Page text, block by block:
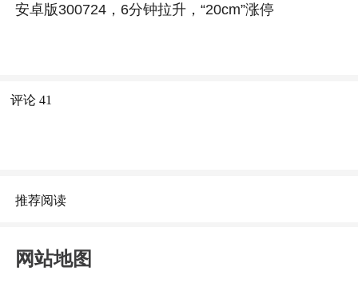
安卓版300724，6分钟拉升，“20cm”涨停
评论 41
推荐阅读
网站地图